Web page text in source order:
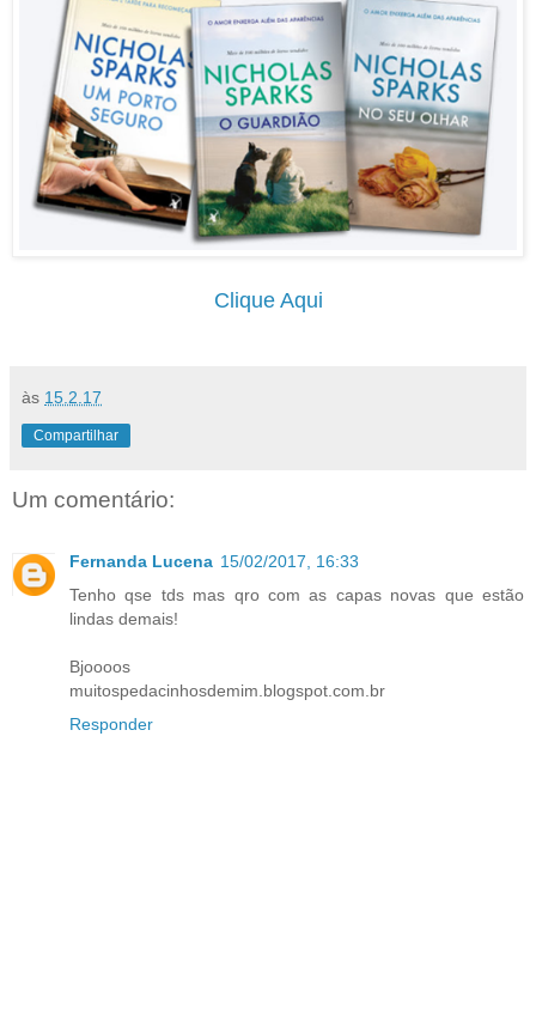
Clique Aqui
às 15.2.17
Compartilhar
Um comentário:
Fernanda Lucena 15/02/2017, 16:33
Tenho qse tds mas qro com as capas novas que estão
lindas demais!
Bjoooos
muitospedacinhosdemim.blogspot.com.br
Responder